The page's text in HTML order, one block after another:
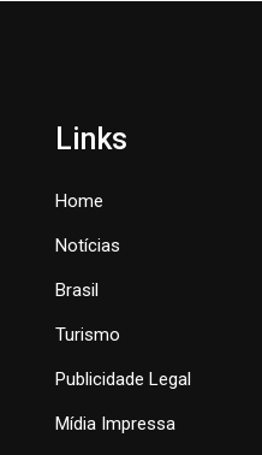
Links
Home
Notícias
Brasil
Turismo
Publicidade Legal
Mídia Impressa